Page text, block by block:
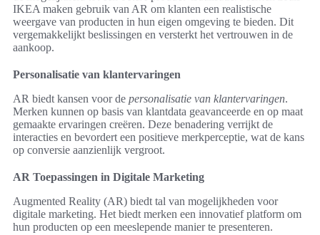
IKEA maken gebruik van AR om klanten een realistische
weergave van producten in hun eigen omgeving te bieden. Dit
vergemakkelijkt beslissingen en versterkt het vertrouwen in de
aankoop.
Personalisatie van klantervaringen
AR biedt kansen voor de personalisatie van klantervaringen.
Merken kunnen op basis van klantdata geavanceerde en op maat
gemaakte ervaringen creëren. Deze benadering verrijkt de
interacties en bevordert een positieve merkperceptie, wat de kans
op conversie aanzienlijk vergroot.
AR Toepassingen in Digitale Marketing
Augmented Reality (AR) biedt tal van mogelijkheden voor
digitale marketing. Het biedt merken een innovatief platform om
hun producten op een meeslepende manier te presenteren.